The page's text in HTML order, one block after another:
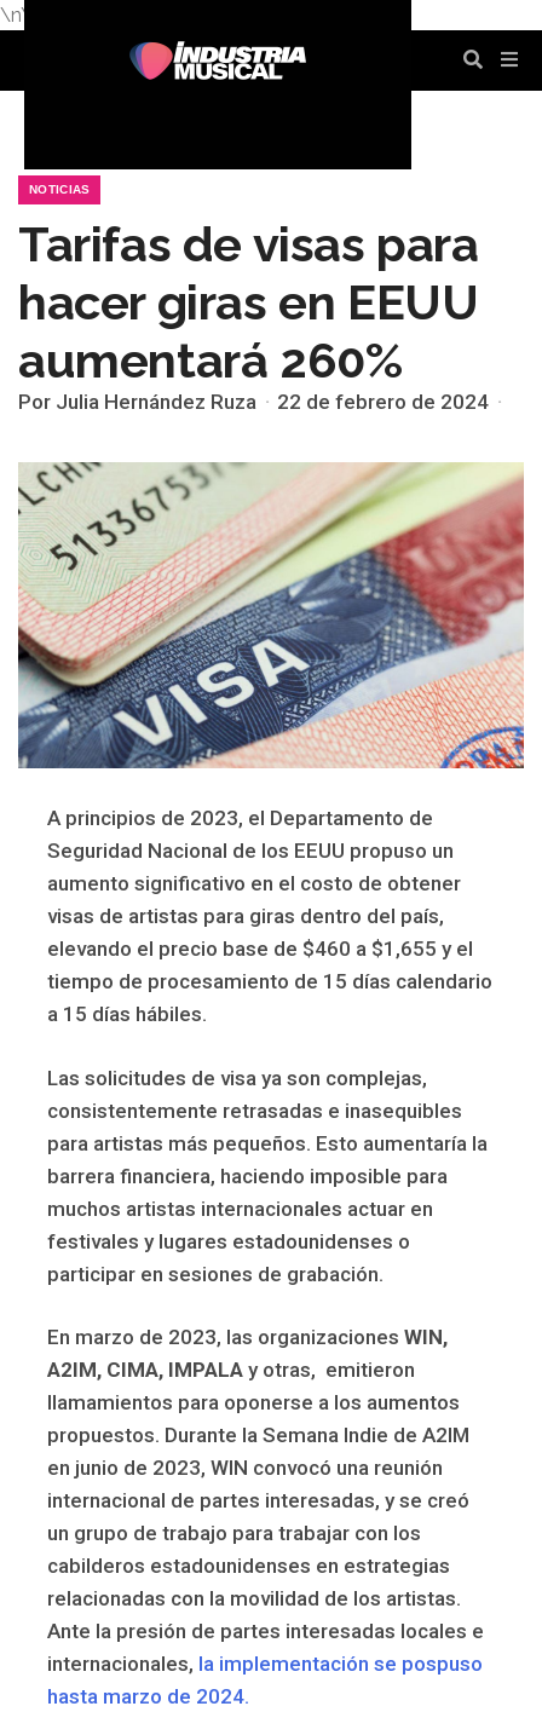
\n\n
NOTICIAS
Tarifas de visas para
hacer giras en EEUU
aumentará 260%
Por Julia Hernández Ruza 22 de febrero de 2024
A principios de 2023, el Departamento de
Seguridad Nacional de los EEUU propuso un
aumento significativo en el costo de obtener
visas de artistas para giras dentro del país,
elevando el precio base de $460 a $1,655 y el
tiempo de procesamiento de 15 días calendario
a 15 días hábiles.
Las solicitudes de visa ya son complejas,
consistentemente retrasadas e inasequibles
para artistas más pequeños. Esto aumentaría la
barrera financiera, haciendo imposible para
muchos artistas internacionales actuar en
festivales y lugares estadounidenses o
participar en sesiones de grabación.
En marzo de 2023, las organizaciones WIN,
A2IM, CIMA, IMPALA y otras, emitieron
llamamientos para oponerse a los aumentos
propuestos. Durante la Semana Indie de A2IM
en junio de 2023, WIN convocó una reunión
internacional de partes interesadas, y se creó
un grupo de trabajo para trabajar con los
cabilderos estadounidenses en estrategias
relacionadas con la movilidad de los artistas.
Ante la presión de partes interesadas locales e
internacionales, la implementación se pospuso
hasta marzo de 2024.